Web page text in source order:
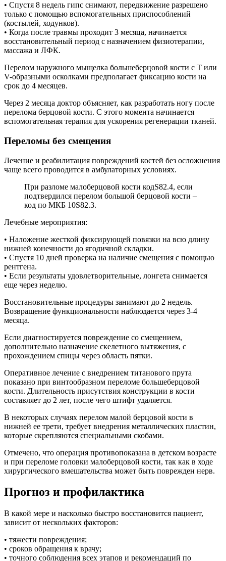
• Спустя 8 недель гипс снимают, передвижение разрешено
только с помощью вспомогательных приспособлений
(костылей, ходунков).
• Когда после травмы проходит 3 месяца, начинается
восстановительный период с назначением физиотерапии,
массажа и ЛФК.
Перелом наружного мыщелка большеберцовой кости с Т или
V-образными осколками предполагает фиксацию кости на
срок до 4 месяцев.
Через 2 месяца доктор объясняет, как разработать ногу после
перелома берцовой кости. С этого момента начинается
вспомогательная терапия для ускорения регенерации тканей.
Переломы без смещения
Лечение и реабилитация повреждений костей без осложнения
чаще всего проводится в амбулаторных условиях.
При разломе малоберцовой кости кодS82.4, если
подтвердился перелом большой берцовой кости –
код по МКБ 10S82.3.
Лечебные мероприятия:
• Наложение жесткой фиксирующей повязки на всю длину
нижней конечности до ягодичной складки.
• Спустя 10 дней проверка на наличие смещения с помощью
рентгена.
• Если результаты удовлетворительные, лонгета снимается
еще через неделю.
Восстановительные процедуры занимают до 2 недель.
Возвращение функциональности наблюдается через 3-4
месяца.
Если диагностируется повреждение со смещением,
дополнительно назначение скелетного вытяжения, с
прохождением спицы через область пятки.
Оперативное лечение с внедрением титанового прута
показано при винтообразном переломе большеберцовой
кости. Длительность присутствия конструкции в кости
составляет до 2 лет, после чего штифт удаляется.
В некоторых случаях перелом малой берцовой кости в
нижней ее трети, требует внедрения металлических пластин,
которые скрепляются специальными скобами.
Отмечено, что операция противопоказана в детском возрасте
и при переломе головки малоберцовой кости, так как в ходе
хирургического вмешательства может быть поврежден нерв.
Прогноз и профилактика
В какой мере и насколько быстро восстановится пациент,
зависит от нескольких факторов:
• тяжести повреждения;
• сроков обращения к врачу;
• точного соблюдения всех этапов и рекомендаций по